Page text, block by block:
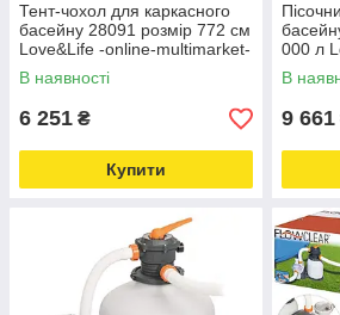
Тент-чохол для каркасного
басейну 28091 розмір 772 см
Love&Life -online-multimarket-
В наявності
6 251 ₴
Купити
000 л
В
9 661